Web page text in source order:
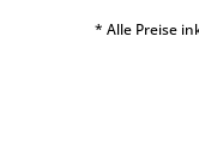
* Alle Preise